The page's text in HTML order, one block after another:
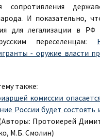
сопротивления
И показательно,
для легализации в РФ
переселенцам:
- оружие власти
также:
комиссии
России будет состоять
Протоиерей
М.Б. Смолин)